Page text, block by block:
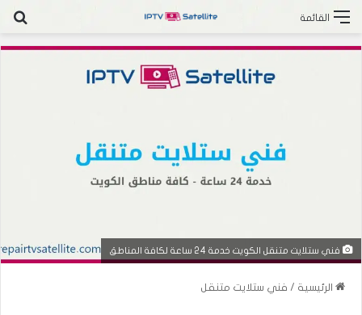
القائمة
فني ستلايت متنقل الكويت خدمة 24 ساعة لكافة المناطق
الرئيسية / فني ستلايت متنقل